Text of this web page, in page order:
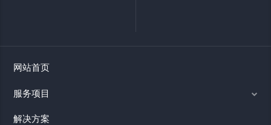
网站首页
服务项目
解决方案